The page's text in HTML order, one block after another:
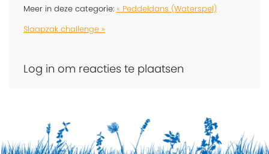
Meer in deze categorie: « Peddeldans (Waterspel)
Slaapzak challenge »
Log in om reacties te plaatsen